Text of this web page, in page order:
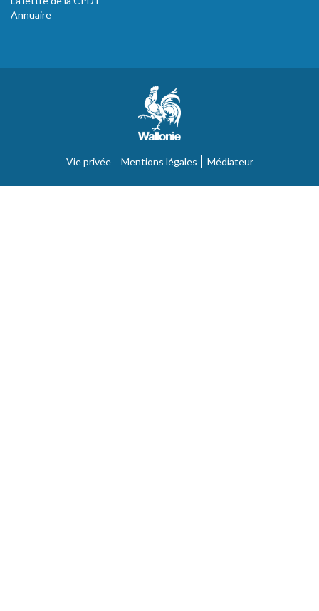
Annuaire
Vie privée Mentions légales Médiateur